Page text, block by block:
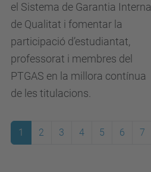
el Sistema de Garantia Interna
de Qualitat i fomentar la
participació d’estudiantat,
professorat i membres del
PTGAS en la millora contínua
de les titulacions.
1 2 3 4 5 6 7